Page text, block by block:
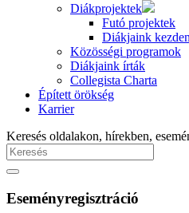
Diákprojektek
Futó projektek
Diákjaink
Közösségi programok
Diákjaink írták
Collegista Charta
Épített örökség
Karrier
Keresés oldalakon, hírekben,
Eseményregisztráció